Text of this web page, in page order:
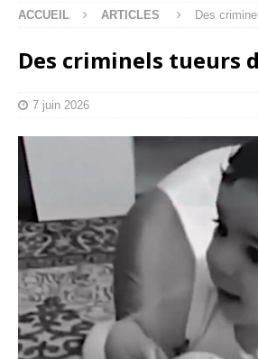
ACCUEIL ARTICLES Des
Des criminels tueurs
7 juin 2026